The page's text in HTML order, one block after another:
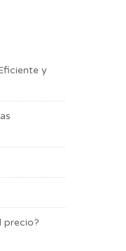
y
precio?